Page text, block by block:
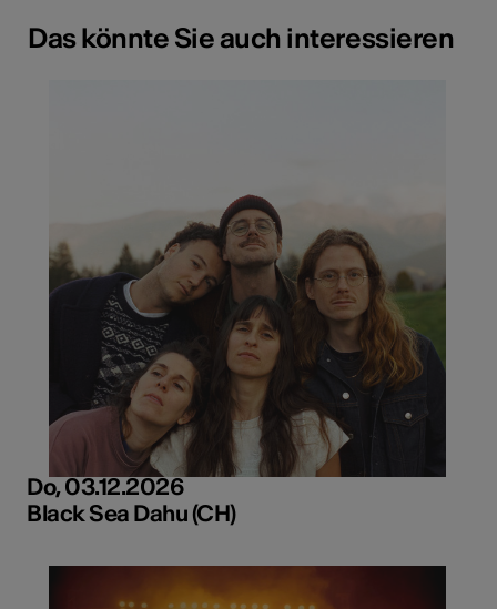
Das könnte Sie auch interessieren
Do, 03.12.2026
Black Sea Dahu (CH)